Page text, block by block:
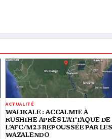
ACTUALITÉ
WALIKALE : ACCALMIE À
RUSHIHE APRÈS L’ATTAQUE DE
L’AFC/M23 REPOUSSÉE PAR LES
WAZALENDO